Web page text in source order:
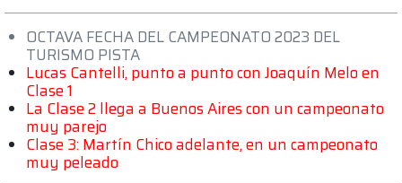
OCTAVA FECHA DEL CAMPEONATO 2023 DEL
TURISMO PISTA
Lucas Cantelli, punto a punto con Joaquín Melo en
Clase 1
La Clase 2 llega a Buenos Aires con un campeonato
muy parejo
Clase 3: Martín Chico adelante, en un campeonato
muy peleado